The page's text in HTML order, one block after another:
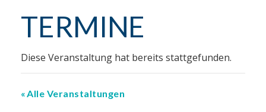
TERMINE
Diese Veranstaltung hat bereits stattgefunden.
Alle Veranstaltungen